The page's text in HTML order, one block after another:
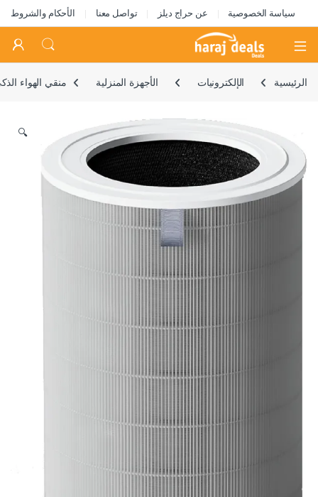
سياسة الخصوصية عن حراج ديلز تواصل معنا الأحكام والشروط
Open
الرئيسية الإلكترونيات الأجهزة المنزلية منقي الهواء الذكي 6 فلاتر من
🔍